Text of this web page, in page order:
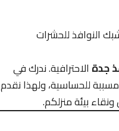
النوافذ للحشرات
جدة الاحترافية. ندرك في
للحساسية، ولهذا نقدم
بيئة منزلكم.